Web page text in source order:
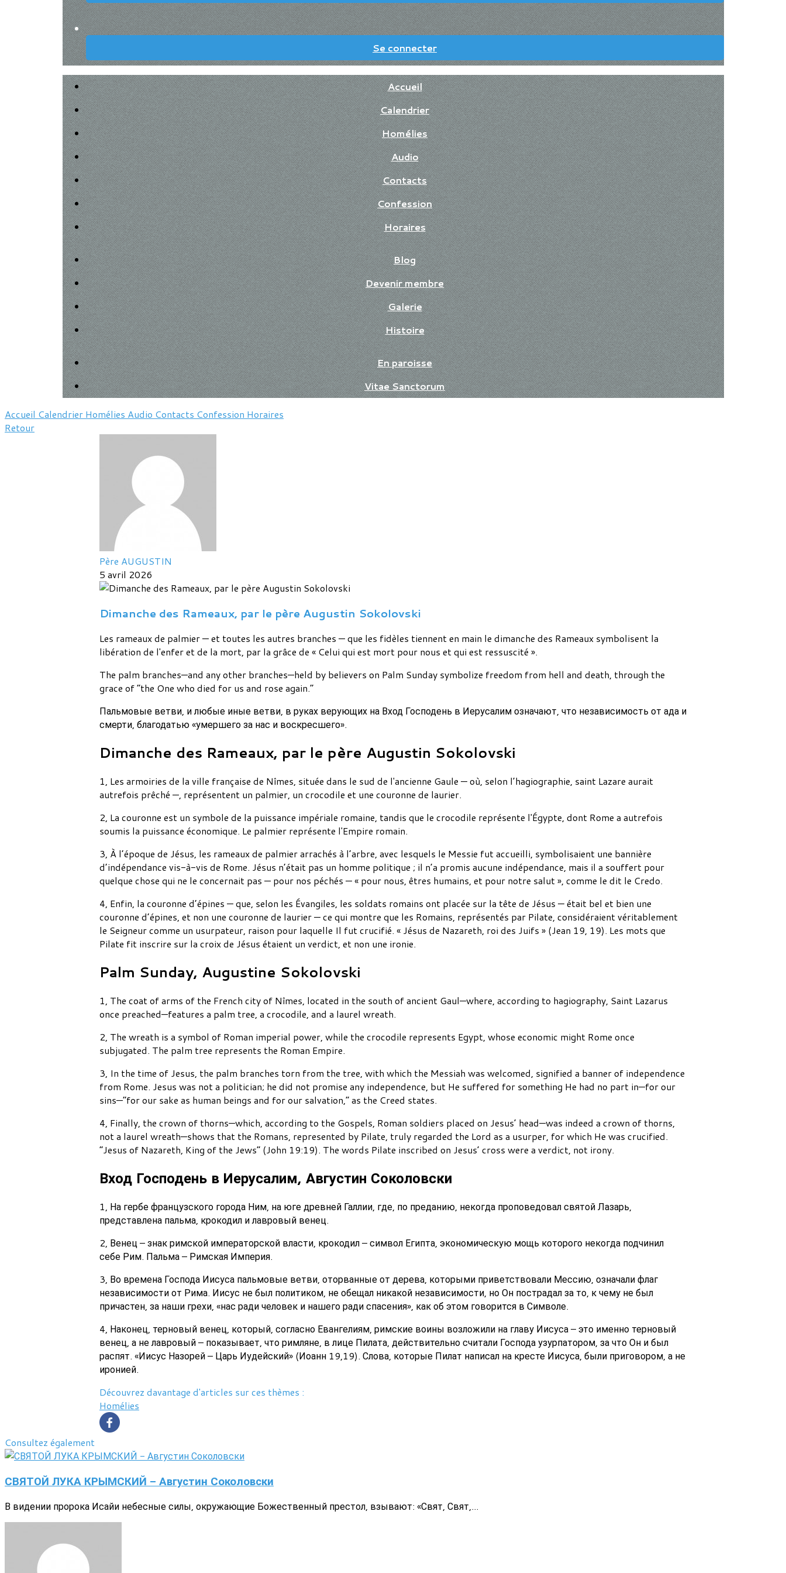
Se connecter
Accueil
Calendrier
Homélies
Audio
Contacts
Confession
Horaires
Blog
Devenir membre
Galerie
Histoire
En paroisse
Vitae Sanctorum
Accueil Calendrier Homélies Audio Contacts Confession Horaires
Retour
Père AUGUSTIN
5 avril 2026
Dimanche des Rameaux, par le père Augustin Sokolovski
Les rameaux de palmier — et toutes les autres branches — que les fidèles tiennent en main le dimanche des Rameaux symbolisent la
libération de l'enfer et de la mort, par la grâce de « Celui qui est mort pour nous et qui est ressuscité ».
The palm branches—and any other branches—held by believers on Palm Sunday symbolize freedom from hell and death, through the
grace of “the One who died for us and rose again.”
Пальмовые ветви, и любые иные ветви, в руках верующих на Вход Господень в Иерусалим означают, что независимость от ада и
смерти, благодатью «умершего за нас и воскресшего».
Dimanche des Rameaux, par le père Augustin Sokolovski
1, Les armoiries de la ville française de Nîmes, située dans le sud de l'ancienne Gaule — où, selon l’hagiographie, saint Lazare aurait
autrefois prêché —, représentent un palmier, un crocodile et une couronne de laurier.
2, La couronne est un symbole de la puissance impériale romaine, tandis que le crocodile représente l'Égypte, dont Rome a autrefois
soumis la puissance économique. Le palmier représente l'Empire romain.
3, À l’époque de Jésus, les rameaux de palmier arrachés à l’arbre, avec lesquels le Messie fut accueilli, symbolisaient une bannière
d’indépendance vis-à-vis de Rome. Jésus n’était pas un homme politique ; il n’a promis aucune indépendance, mais il a souffert pour
quelque chose qui ne le concernait pas — pour nos péchés — « pour nous, êtres humains, et pour notre salut », comme le dit le Credo.
4, Enfin, la couronne d’épines — que, selon les Évangiles, les soldats romains ont placée sur la tête de Jésus — était bel et bien une
couronne d’épines, et non une couronne de laurier — ce qui montre que les Romains, représentés par Pilate, considéraient véritablement
le Seigneur comme un usurpateur, raison pour laquelle Il fut crucifié. « Jésus de Nazareth, roi des Juifs » (Jean 19, 19). Les mots que
Pilate fit inscrire sur la croix de Jésus étaient un verdict, et non une ironie.
Palm Sunday, Augustine Sokolovski
1, The coat of arms of the French city of Nîmes, located in the south of ancient Gaul—where, according to hagiography, Saint Lazarus
once preached—features a palm tree, a crocodile, and a laurel wreath.
2, The wreath is a symbol of Roman imperial power, while the crocodile represents Egypt, whose economic might Rome once
subjugated. The palm tree represents the Roman Empire.
3, In the time of Jesus, the palm branches torn from the tree, with which the Messiah was welcomed, signified a banner of independence
from Rome. Jesus was not a politician; he did not promise any independence, but He suffered for something He had no part in—for our
sins—“for our sake as human beings and for our salvation,” as the Creed states.
4, Finally, the crown of thorns—which, according to the Gospels, Roman soldiers placed on Jesus’ head—was indeed a crown of thorns,
not a laurel wreath—shows that the Romans, represented by Pilate, truly regarded the Lord as a usurper, for which He was crucified.
“Jesus of Nazareth, King of the Jews” (John 19:19). The words Pilate inscribed on Jesus’ cross were a verdict, not irony.
Вход Господень в Иерусалим, Августин Соколовски
1, На гербе французского города Ним, на юге древней Галлии, где, по преданию, некогда проповедовал святой Лазарь,
представлена пальма, крокодил и лавровый венец.
2, Венец – знак римской императорской власти, крокодил – символ Египта, экономическую мощь которого некогда подчинил
себе Рим. Пальма – Римская Империя.
3, Во времена Господа Иисуса пальмовые ветви, оторванные от дерева, которыми приветствовали Мессию, означали флаг
независимости от Рима. Иисус не был политиком, не обещал никакой независимости, но Он пострадал за то, к чему не был
причастен, за наши грехи, «нас ради человек и нашего ради спасения», как об этом говорится в Символе.
4, Наконец, терновый венец, который, согласно Евангелиям, римские воины возложили на главу Иисуса – это именно терновый
венец, а не лавровый – показывает, что римляне, в лице Пилата, действительно считали Господа узурпатором, за что Он и был
распят. «Иисус Назорей – Царь Иудейский» (Иоанн 19,19). Слова, которые Пилат написал на кресте Иисуса, были приговором, а не
иронией.
Découvrez davantage d'articles sur ces thèmes :
Homélies
Consultez également
СВЯТОЙ ЛУКА КРЫМСКИЙ - Августин Соколовски
В видении пророка Исайи небесные силы, окружающие Божественный престол, взывают: «Свят, Свят,...